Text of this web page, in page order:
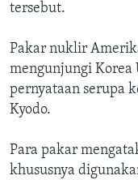
tersebut.
Pakar nuklir
mengunjungi Korea
pernyataan serupa
Kyodo.
Para pakar
khususnya